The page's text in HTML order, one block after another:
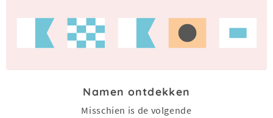
Namen ontdekken
Misschien is de volgende